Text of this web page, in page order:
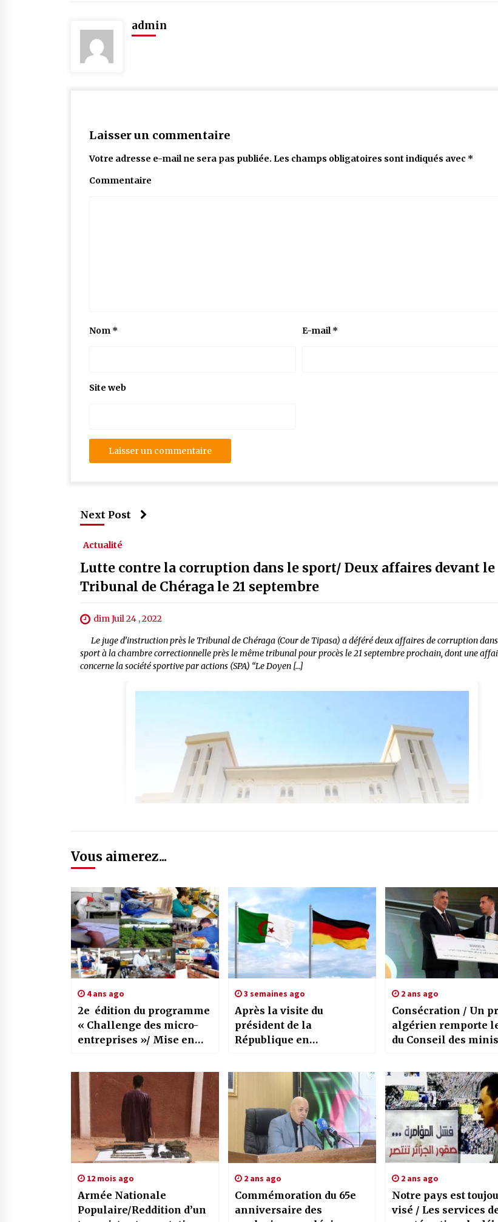
admin
Laisser un commentaire
Votre adresse e-mail ne sera pas publiée. Les champs obligatoires sont indiqués avec *
Commentaire
Nom * E-mail*
Site web
Next Post
Actualité
Lutte contre la corruption dans le sport/ Deux affaires devant le
Tribunal de Chéraga le 21 septembre
dim Juil 24 , 2022
Le juge d’instruction près le Tribunal de Chéraga (Cour de Tipasa) a déféré deux affaires de corruption
sport à la chambre correctionnelle près le même tribunal pour procès le 21 septembre prochain, dont une
concerne la société sportive par actions (SPA) “Le Doyen […]
Vous aimerez...
4 ans ago
2e édition du programme
« Challenge des micro-
entreprises »/ Mise en
des micro-entreprises
dans le développement
local
3 semaines ago
Après la visite du
président de la
République en
internationale met en
lumière le nouveau
partenariat d’exception
entre les deux pays
2 ans ago
Consécration / Un
algérien remporte
du Conseil des
l’année 2024
12 mois ago
Armée Nationale
Populaire/Reddition d’un
2 ans ago
Commémoration du 65e
anniversaire des
2 ans ago
Notre pays est
visé / Les services